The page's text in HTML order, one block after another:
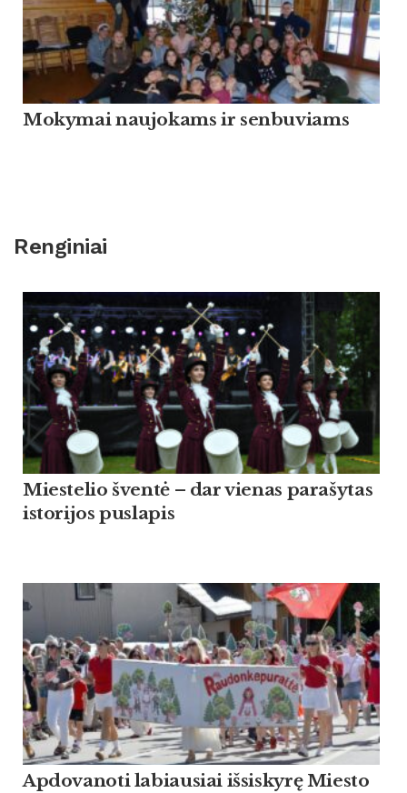
Mokymai naujokams ir senbuviams
Renginiai
Miestelio šventė – dar vienas parašytas
istorijos puslapis
Apdovanoti labiausiai išsiskyrę Miesto